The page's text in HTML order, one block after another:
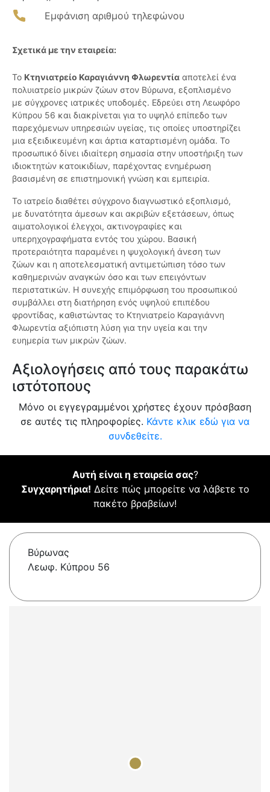
Εμφάνιση αριθμού τηλεφώνου
Σχετικά με την εταιρεία:
Το Κτηνιατρείο Καραγιάννη Φλωρεντία αποτελεί ένα
πολυιατρείο μικρών ζώων στον Βύρωνα, εξοπλισμένο
με σύγχρονες ιατρικές υποδομές. Εδρεύει στη Λεωφόρο
Κύπρου 56 και διακρίνεται για το υψηλό επίπεδο των
παρεχόμενων υπηρεσιών υγείας, τις οποίες υποστηρίζει
μια εξειδικευμένη και άρτια καταρτισμένη ομάδα. Το
προσωπικό δίνει ιδιαίτερη σημασία στην υποστήριξη των
ιδιοκτητών κατοικιδίων, παρέχοντας ενημέρωση
βασισμένη σε επιστημονική γνώση και εμπειρία.
Το ιατρείο διαθέτει σύγχρονο διαγνωστικό εξοπλισμό,
με δυνατότητα άμεσων και ακριβών εξετάσεων, όπως
αιματολογικοί έλεγχοι, ακτινογραφίες και
υπερηχογραφήματα εντός του χώρου. Βασική
προτεραιότητα παραμένει η ψυχολογική άνεση των
ζώων και η αποτελεσματική αντιμετώπιση τόσο των
καθημερινών αναγκών όσο και των επειγόντων
περιστατικών. Η συνεχής επιμόρφωση του προσωπικού
συμβάλλει στη διατήρηση ενός υψηλού επιπέδου
φροντίδας, καθιστώντας το Κτηνιατρείο Καραγιάννη
Φλωρεντία αξιόπιστη λύση για την υγεία και την
ευημερία των μικρών ζώων.
Αξιολογήσεις από τους παρακάτω
ιστότοπους
Μόνο οι εγγεγραμμένοι χρήστες έχουν πρόσβαση
σε αυτές τις πληροφορίες. Κάντε κλικ εδώ για να
συνδεθείτε.
Αυτή είναι η εταιρεία σας?
Συγχαρητήρια! Δείτε πώς μπορείτε να λάβετε το
πακέτο βραβείων!
Βύρωνας
Λεωφ. Κύπρου 56